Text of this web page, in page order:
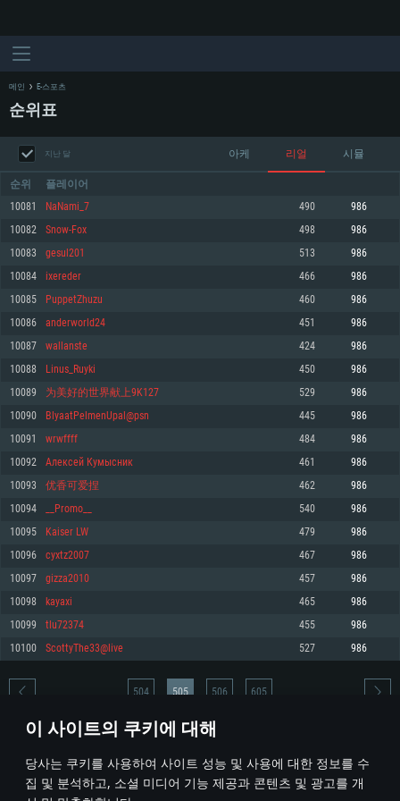
이 사이트의 쿠키에 대해
당사는 쿠키를 사용하여 사이트 성능 및 사용에 대한 정보를 수
집 및 분석하고, 소셜 미디어 기능 제공과 콘텐츠 및 광고를 개
최소사양
운영체제: Windows 10 (64 bit)
프로세서: 2.2 GHz 듀얼코어 이상
메모리: 4GB
그래픽 카드: DirectX 11 이상을 지원하는 AMD Radeon 77XX / NVIDIA
GeForce GT 660. 최소 사양 해상도: 720p
네트워크: 브로드밴드 인터넷
여유 저장 공간: 22.1 GB (최소 클라이언트)
권장 사양
570 혹은 그 이상
여유 저장 공간: 62.2 GB (전체 클라이언트)
최소사양
운영체제: Mac OS Big Sur 11.0
프로세서: 최소 2.2 GHz의 Core i5 (Intel Xeon 은 지원하지 않습니다)
메모리: 6 GB
그래픽 카드: Metal 을 지원하는 Intel Iris Pro 5200 (Mac), 혹은 이와 비슷한 성
능을 가지는 Mac 버전의 AMD/Nvidia. 최소 해상도: 720p
네트워크: 브로드밴드 인터넷
여유 저장 공간: 22.1 GB (최소 클라이언트)
권장 사양
네트워크: 브로드밴드 인터넷
여유 저장 공간: 62.2 GB (전체 클라이언트)
최소사양
운영체제: 64bit Linux 중 최신 버전
프로세서: 2.4 GHz 듀얼코어
메모리: 4 GB
그래픽 카드: Vulkan 을 지원하고, 최신 그래픽 드라이버를 지원하는 NVIDIA
660 (6개월 미만) 혹은 그와 동급의 성능을 가지며 최신 그래픽 드라이버를 지
원하는 AMD (6개월 미만; 최소사양 지원 해상도 720p)
네트워크: 브로드밴드 인터넷
여유 저장 공간: 22.1 GB (최소 클라이언트)
권장 사양
운영체제: Ubuntu 20.04 64bit
프로세서: Intel Core i7
메모리: 16 GB
그래픽 카드: Vulkan 을 지원하고, 최신 그래픽 드라이버를 지원하는 NVIDIA
1060 (6개월 미만) 혹은 그와 동급의 성능을 가지며 최신 그래픽 드라이버를
지원하는 AMD RX 570 (6개월 미만; 최소사양 지원 해상도 720p) 이상
여유 저장 공간: 62.2 GB (전체 클라이언트)
메인 E-스포츠
순위표
지난 달 아케 리얼 시뮬
순위 플레이어
10081 NaNami_7 490 986
10082 Snow-Fox 498 986
10083 gesul201 513 986
10084 ixereder 466 986
10085 PuppetZhuzu 460 986
10086 anderworld24 451 986
10087 wallanste 424 986
10088 Linus_Ruyki 450 986
10089 为美好的世界献上9K127 529 986
10090 BlyaatPelmenUpal@psn 445 986
10091 wrwffff 484 986
10092 Алексей Кумысник 461 986
10093 优香可爱捏 462 986
10094 __Promo__ 540 986
10095 Kaiser LW 479 986
10096 cyxtz2007 467 986
10097 gizza2010 457 986
10098 kayaxi 465 986
10099 tlu72374 455 986
10100 ScottyThe33@live 527 986
* 순위표는 매일 1회 갱신됩니다
504 505 506 605